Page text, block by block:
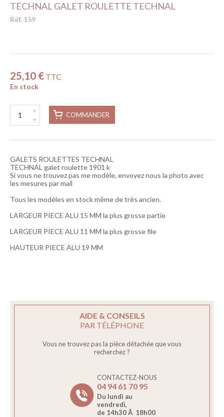
TECHNAL GALET ROULETTE TECHNAL
Réf. 159
25,10 € TTC
En stock
COMMANDER
GALETS ROULETTES TECHNAL
TECHNAL galet roulette 1901 k
Si vous ne trouvez pas me modèle, envoyez nous la photo avec
les mesures par mail
Tous les modèles en stock même de très ancien.
LARGEUR PIECE ALU 15 MM la plus grosse partie
LARGEUR PIECE ALU 11 MM la plus grosse file
HAUTEUR PIECE ALU 19 MM
AIDE & CONSEILS
PAR TÉLÉPHONE
Vous ne trouvez pas la pièce détachée que vous
recherchez ?
CONTACTEZ-NOUS
04 94 61 70 95
Du lundi au
vendredi,
de 14h30 Ã 18h00